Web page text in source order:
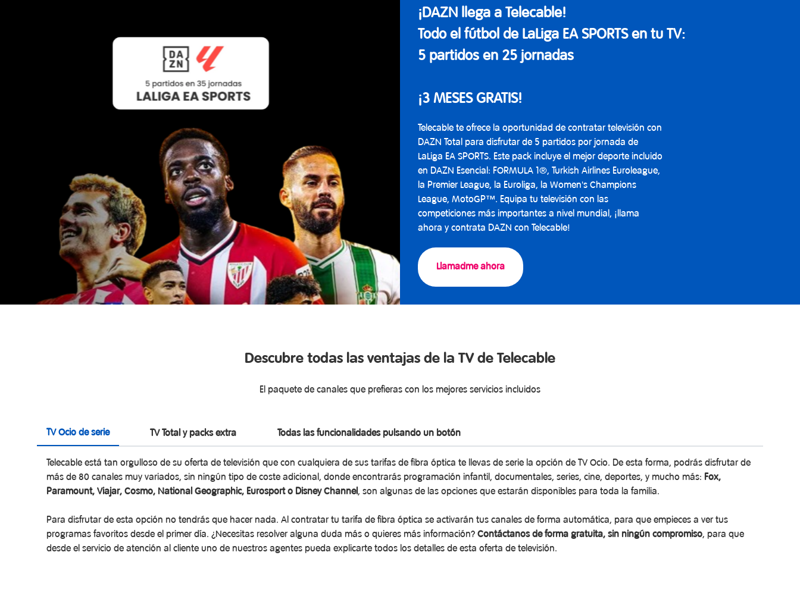
¡DAZN llega a Telecable!
Todo el fútbol de LaLiga EA SPORTS en tu TV:
5 partidos en 25 jornadas
¡3 MESES GRATIS!
Telecable te ofrece la oportunidad de contratar televisión con
DAZN Total para disfrutar de 5 partidos por jornada de
LaLiga EA SPORTS. Este pack incluye el mejor deporte incluido
en DAZN Esencial: FORMULA 1®, Turkish Airlines Euroleague,
la Premier League, la Euroliga, la Women's Champions
League, MotoGP™. Equipa tu televisión con las
competiciones más importantes a nivel mundial, ¡llama
ahora y contrata DAZN con Telecable!
Llamadme ahora
Descubre todas las ventajas de la TV de Telecable
El paquete de canales que prefieras con los mejores servicios incluidos
TV Ocio de serie TV Total y packs extra Todas las funcionalidades pulsando un botón
Telecable está tan orgulloso de su oferta de televisión que con cualquiera de sus tarifas de fibra óptica te llevas de serie la opción de TV Ocio. De esta forma, podrás disfrutar de
más de 80 canales muy variados, sin ningún tipo de coste adicional, donde encontrarás programación infantil, documentales, series, cine, deportes, y mucho más: Fox,
Paramount, Viajar, Cosmo, National Geographic, Eurosport o Disney Channel, son algunas de las opciones que estarán disponibles para toda la familia.
Para disfrutar de esta opción no tendrás que hacer nada. Al contratar tu tarifa de fibra óptica se activarán tus canales de forma automática, para que empieces a ver tus
programas favoritos desde el primer día. ¿Necesitas resolver alguna duda más o quieres más información? Contáctanos de forma gratuita, sin ningún compromiso, para que
desde el servicio de atención al cliente uno de nuestros agentes pueda explicarte todos los detalles de esta oferta de televisión.